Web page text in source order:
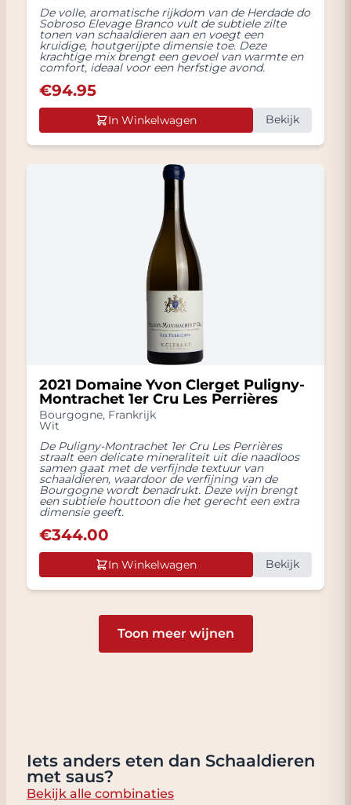
De volle, aromatische rijkdom van de Herdade do
Sobroso Elevage Branco vult de subtiele zilte
tonen van schaaldieren aan en voegt een
kruidige, houtgerijpte dimensie toe. Deze
krachtige mix brengt een gevoel van warmte en
comfort, ideaal voor een herfstige avond.
€94.95
In Winkelwagen Bekijk
2021 Domaine Yvon Clerget Puligny-
Montrachet 1er Cru Les Perrières
Bourgogne, Frankrijk
Wit
De Puligny-Montrachet 1er Cru Les Perrières
straalt een delicate mineraliteit uit die naadloos
samen gaat met de verfijnde textuur van
schaaldieren, waardoor de verfijning van de
Bourgogne wordt benadrukt. Deze wijn brengt
een subtiele houttoon die het gerecht een extra
dimensie geeft.
€344.00
In Winkelwagen Bekijk
Toon meer wijnen
Iets anders eten dan Schaaldieren
met saus?
Bekijk alle combinaties